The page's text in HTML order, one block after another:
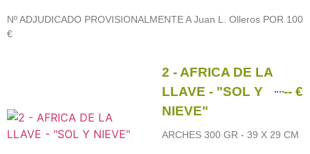
Nº ADJUDICADO PROVISIONALMENTE A Juan L. Olleros POR 100
€
2 - AFRICA DE LA
LLAVE - "SOL Y
NIEVE"
-- €
ARCHES 300 GR - 39 X 29 CM